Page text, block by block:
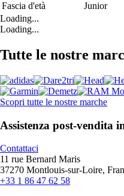
Fascia d'età
Junior
Loading...
Loading...
Tutte le nostre
Scopri tutte le nostre marche
Assistenza post-vendita
Contattaci
11 rue Bernard Maris
37270 Montlouis-sur-Loire,
+33 1 86 47 62 58